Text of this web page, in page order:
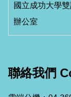
國立成功大學
辦公室
聯絡我們